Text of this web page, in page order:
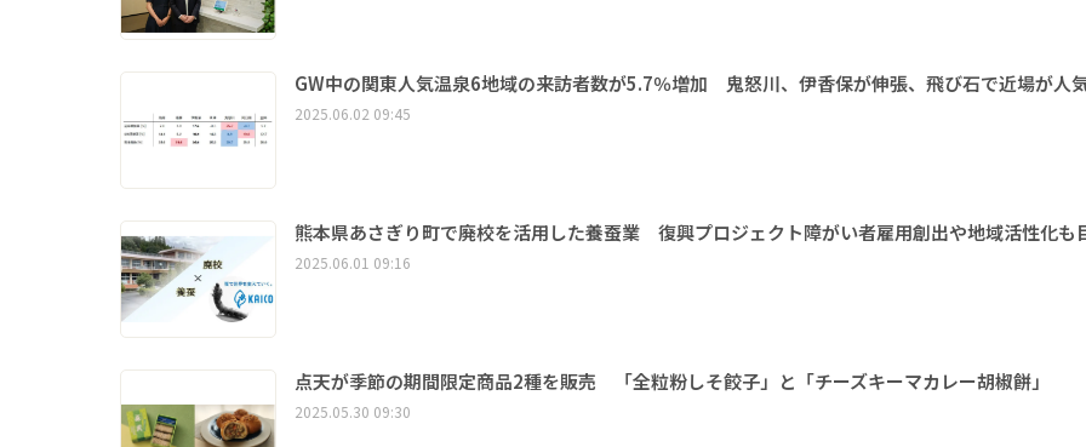
GW中の関東人気温泉6地域の来訪者数が5.7％増加 鬼怒川、伊香保が伸張、飛び石で近場が人
2025.06.02 09:45
熊本県あさぎり町で廃校を活用した養蚕業 復興プロジェクト障がい者雇用創出や地域活性化も
2025.06.01 09:16
点天が季節の期間限定商品2種を販売 「全粒粉しそ餃子」と「チーズキーマカレー胡椒餅」
2025.05.30 09:30